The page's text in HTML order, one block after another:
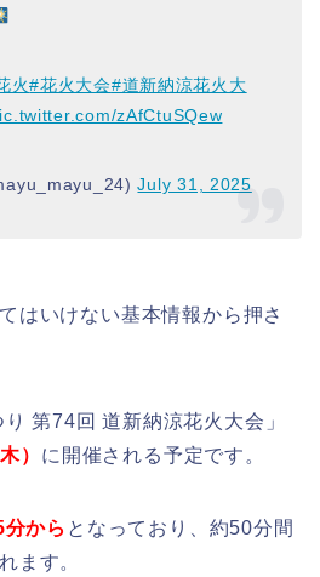
火#花火大会#道新納涼花火大
zAfCtuSQew
July 31, 2025
はいけない基本情報から押さ
第74回 道新納涼花火大会」
） に開催される予定です。
から となっており、約50分間
ます。